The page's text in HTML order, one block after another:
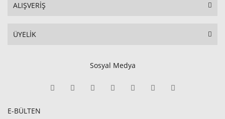
ALIŞVERİŞ
ÜYELİK
Sosyal Medya
E-BÜLTEN